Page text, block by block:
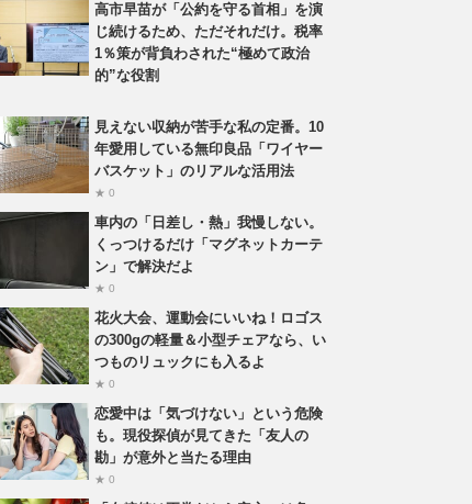
高市早苗が「公約を守る首相」を演
じ続けるため、ただそれだけ。税率
1％策が背負わされた“極めて政治
的”な役割
見えない収納が苦手な私の定番。10
年愛用している無印良品「ワイヤー
バスケット」のリアルな活用法
★ 0
車内の「日差し・熱」我慢しない。
くっつけるだけ「マグネットカーテ
ン」で解決だよ
★ 0
花火大会、運動会にいいね！ロゴス
の300gの軽量＆小型チェアなら、い
つものリュックにも入るよ
★ 0
恋愛中は「気づけない」という危険
も。現役探偵が見てきた「友人の
勘」が意外と当たる理由
★ 0